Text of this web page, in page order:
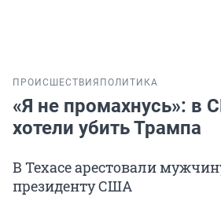
ПРОИСШЕСТВИЯ ПОЛИТИКА
«Я не промахнусь»: в
хотели убить Трампа
В Техасе арестовали
президенту США